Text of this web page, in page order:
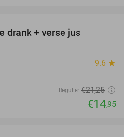
drank + verse jus
9.6 star
Regulier €21,25
€14,95